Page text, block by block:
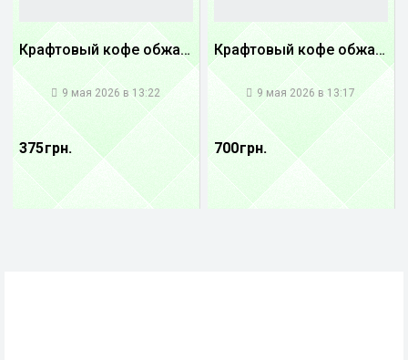
Крафтовый кофе обжареный купаж арабики 5...
9 мая 2026 в 13:22
375 грн.
Крафтовый кофе обжареный купаж арабики 3...
9 мая 2026 в 13:17
700 грн.